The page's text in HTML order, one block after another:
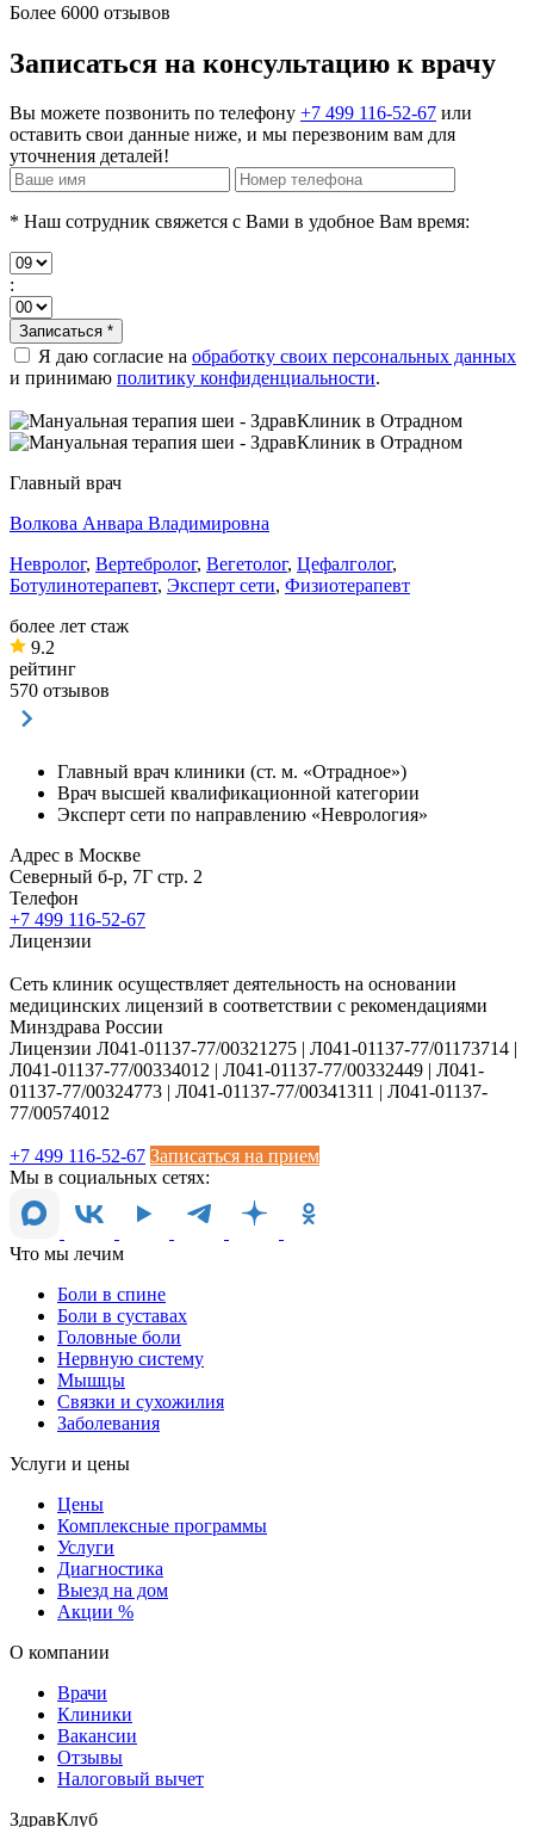
Более 6000 отзывов
Записаться на консультацию к врачу
Вы можете позвонить по телефону +7 499 116-52-67 или
оставить свои данные ниже, и мы перезвоним вам для
уточнения деталей!
* Наш сотрудник свяжется с Вами в удобное Вам время:
:
Записаться *
Я даю согласие на обработку своих персональных данных
и принимаю политику конфиденциальности.
Главный врач
Волкова Анвара Владимировна
Невролог, Вертебролог, Вегетолог, Цефалголог,
Ботулинотерапевт, Эксперт сети, Физиотерапевт
более лет стаж
9.2
рейтинг
570 отзывов
Главный врач клиники (ст. м. «Отрадное»)
Врач высшей квалификационной категории
Эксперт сети по направлению «Неврология»
Адрес в Москве
Северный б-р, 7Г стр. 2
Телефон
+7 499 116-52-67
Лицензии
Сеть клиник осуществляет деятельность на основании
медицинских лицензий в соответствии с рекомендациями
Минздрава России
Лицензии Л041-01137-77/00321275 | Л041-01137-77/01173714 |
Л041-01137-77/00334012 | Л041-01137-77/00332449 | Л041-
01137-77/00324773 | Л041-01137-77/00341311 | Л041-01137-
77/00574012
+7 499 116-52-67 Записаться на прием
Мы в социальных сетях:
Что мы лечим
Боли в спине
Боли в суставах
Головные боли
Нервную систему
Мышцы
Связки и сухожилия
Заболевания
Услуги и цены
Цены
Комплексные программы
Услуги
Диагностика
Выезд на дом
Акции %
О компании
Врачи
Клиники
Вакансии
Отзывы
Налоговый вычет
ЗдравКлуб